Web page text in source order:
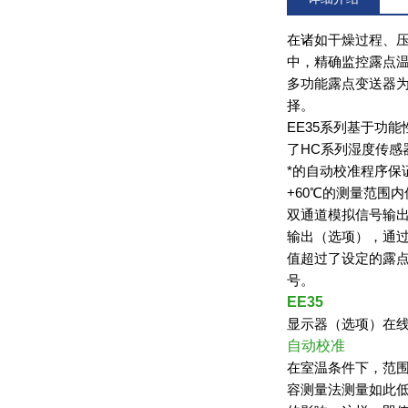
在诸如干燥过程、
中，精确监控露点
多功能露点变送器
择。
EE35系列基于功能
了 HC系列湿度传感
*的自动校准程序保
+60℃的测量范围内
双通道模拟信号输
输出（选项），通
值超过了设定的露
号。
EE35
显示器（选项）在
自动校准
在室温条件下，范
容测量法测量如此